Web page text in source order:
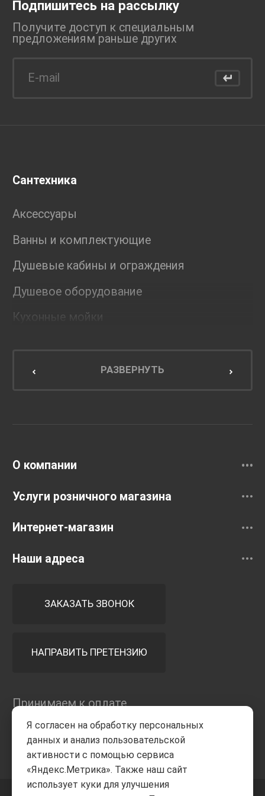
Подпишитесь на рассылку
Получите доступ к специальным
предложениям раньше других
Сантехника
Аксессуары
Ванны и комплектующие
Душевые кабины и ограждения
Душевое оборудование
Кухонные мойки
Мебель для кухниРАЗВЕРНУТЬ
О компании
Услуги розничного магазина
Интернет-магазин
Наши адреса
ЗАКАЗАТЬ ЗВОНОК
НАПРАВИТЬ ПРЕТЕНЗИЮ
Принимаем к оплате
Я согласен на обработку персональных
данных и анализ пользовательской
активности с помощью сервиса
«Яндекс.Метрика». Также наш сайт
использует куки для улучшения